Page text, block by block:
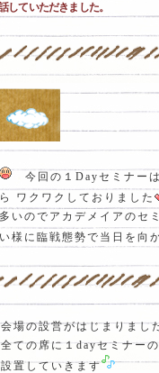
していただきました。
今回の１Dayセミナー
ワクワクしておりました
いのでアカデメイアのセ
様に臨戦態勢で当日を向
会場の設営がはじまりまし
全ての席に１dayセミナー
設置していきます